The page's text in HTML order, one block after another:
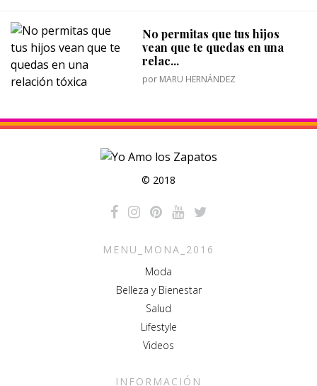
No permitas que tus hijos
vean que te quedas en una
relac...
por MARU HERNÁNDEZ
© 2018
MENU_MONA_2016
Moda
Belleza y Bienestar
Salud
Lifestyle
Videos
INFORMACIÓN